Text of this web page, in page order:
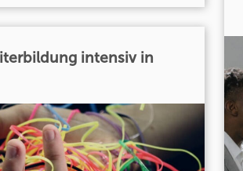
intensiv in